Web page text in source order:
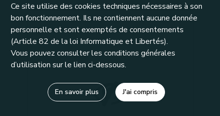
31
Ce site utilise des cookies techniques nécessaires à son
bon fonctionnement. Ils ne contiennent aucune donnée
personnelle et sont exemptés de consentements
(Article 82 de la loi Informatique et Libertés).
Vous pouvez consulter les conditions générales
d’utilisation sur le lien ci-dessous.
En savoir plus J'ai compris